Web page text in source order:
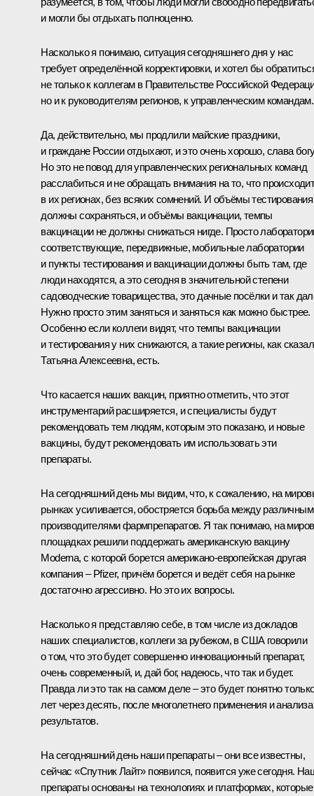
и могли бы отдыхать полноценно.
Насколько я понимаю, ситуация сегодняшнего дня у нас
требует определённой корректировки, и хотел бы
не только к коллегам в Правительстве Российской
но и к руководителям регионов, к управленческим командам.
Да, действительно, мы продлили майские праздники,
и граждане России отдыхают, и это очень хорошо, слава
Но это не повод для управленческих региональных команд
расслабиться и не обращать внимания на то, что
в их регионах, без всяких сомнений. И объёмы тестирования
должны сохраняться, и объёмы вакцинации, темпы
вакцинации не должны снижаться нигде. Просто
соответствующие, передвижные, мобильные лаборатории
и пункты тестирования и вакцинации должны быть там, где
люди находятся, а это сегодня в значительной степени
садоводческие товарищества, это дачные посёлки и так
Нужно просто этим заняться и заняться как можно быстрее.
Особенно если коллеги видят, что темпы вакцинации
и тестирования у них снижаются, а такие регионы, как
Татьяна Алексеевна, есть.
Что касается наших вакцин, приятно отметить, что этот
инструментарий расширяется, и специалисты будут
рекомендовать тем людям, которым это показано, и новые
вакцины, будут рекомендовать им использовать эти
препараты.
На сегодняшний день мы видим, что, к сожалению, на
рынках усиливается, обостряется борьба между
производителями фармпрепаратов. Я так понимаю, на
площадках решили поддержать американскую вакцину
Moderna, с которой борется американо-европейская другая
компания – Pfizer, причём борется и ведёт себя на рынке
достаточно агрессивно. Но это их вопросы.
Насколько я представляю себе, в том числе из докладов
наших специалистов, коллеги за рубежом, в США говорили
о том, что это будет совершенно инновационный препарат,
очень современный, и, дай бог, надеюсь, что так и будет.
Правда ли это так на самом деле – это будет понятно
лет через десять, после многолетнего применения и анализа
результатов.
На сегодняшний день наши препараты – они все известны,
сейчас «Спутник Лайт» появился, появится уже сегодня.
препараты основаны на технологиях и платформах, которые